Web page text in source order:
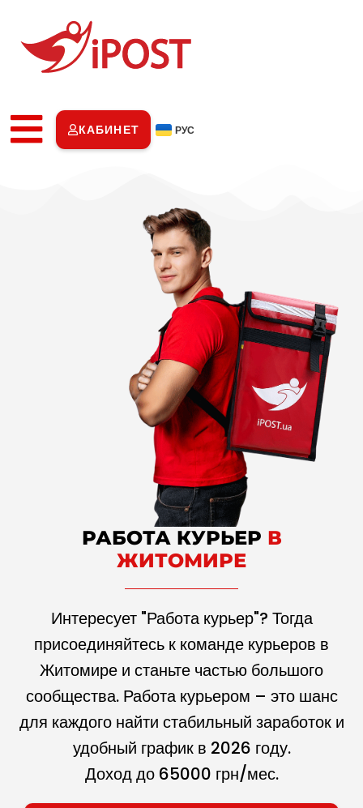
КАБИНЕТ РУС
РАБОТА КУРЬЕР В
ЖИТОМИРЕ
Интересует "Работа курьер"? Тогда
присоединяйтесь к команде курьеров в
Житомире и станьте частью большого
сообщества. Работа курьером – это шанс
для каждого найти стабильный заработок и
удобный график в 2026 году.
Доход до 65000 грн/мес.